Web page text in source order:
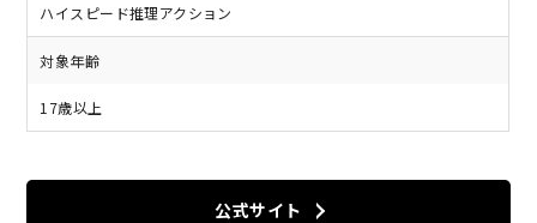
ハイスピード推理アクション
対象年齢
17歳以上
公式サイト